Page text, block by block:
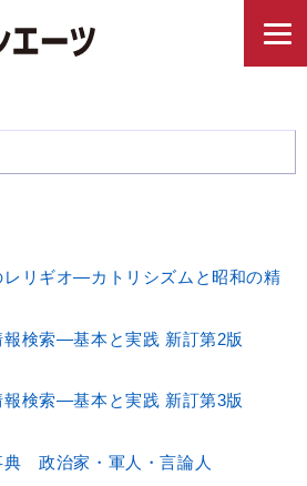
レリギオ—カトリシズムと昭和の精
報検索—基本と実践 新訂第2版
報検索—基本と実践 新訂第3版
政治家・軍人・言論人